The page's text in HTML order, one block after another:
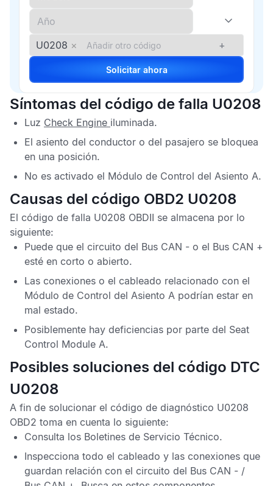
U0208 × +
Solicitar ahora
Síntomas del código de falla U0208
Luz Check Engine iluminada.
El asiento del conductor o del pasajero se bloquea
en una posición.
No es activado el Módulo de Control del Asiento A.
Causas del código OBD2 U0208
El código de falla U0208 OBDII se almacena por lo
siguiente:
Puede que el circuito del Bus CAN - o el Bus CAN +
esté en corto o abierto.
Las conexiones o el cableado relacionado con el
Módulo de Control del Asiento A podrían estar en
mal estado.
Posiblemente hay deficiencias por parte del Seat
Control Module A.
Posibles soluciones del código DTC
U0208
A fin de solucionar el código de diagnóstico U0208
OBD2 toma en cuenta lo siguiente:
Consulta los Boletines de Servicio Técnico.
Inspecciona todo el cableado y las conexiones que
guardan relación con el circuito del Bus CAN - /